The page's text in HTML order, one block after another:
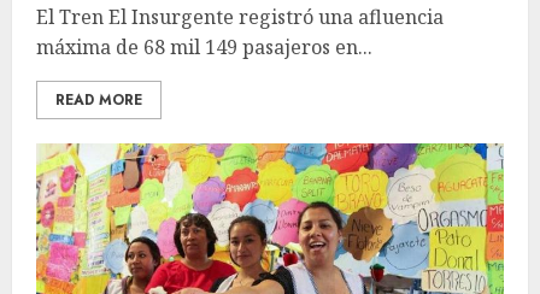
El Tren El Insurgente registró una afluencia
máxima de 68 mil 149 pasajeros en...
READ MORE